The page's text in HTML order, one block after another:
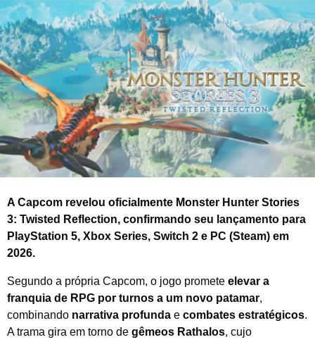
u
l
h
o
d
e
2
0
2
A Capcom revelou oficialmente Monster Hunter Stories
3: Twisted Reflection, confirmando seu lançamento para
PlayStation 5, Xbox Series, Switch 2 e PC (Steam) em
2026.
Segundo a própria Capcom, o jogo promete elevar a
franquia de RPG por turnos a um novo patamar,
combinando narrativa profunda e combates estratégicos.
A trama gira em torno de gêmeos Rathalos, cujo